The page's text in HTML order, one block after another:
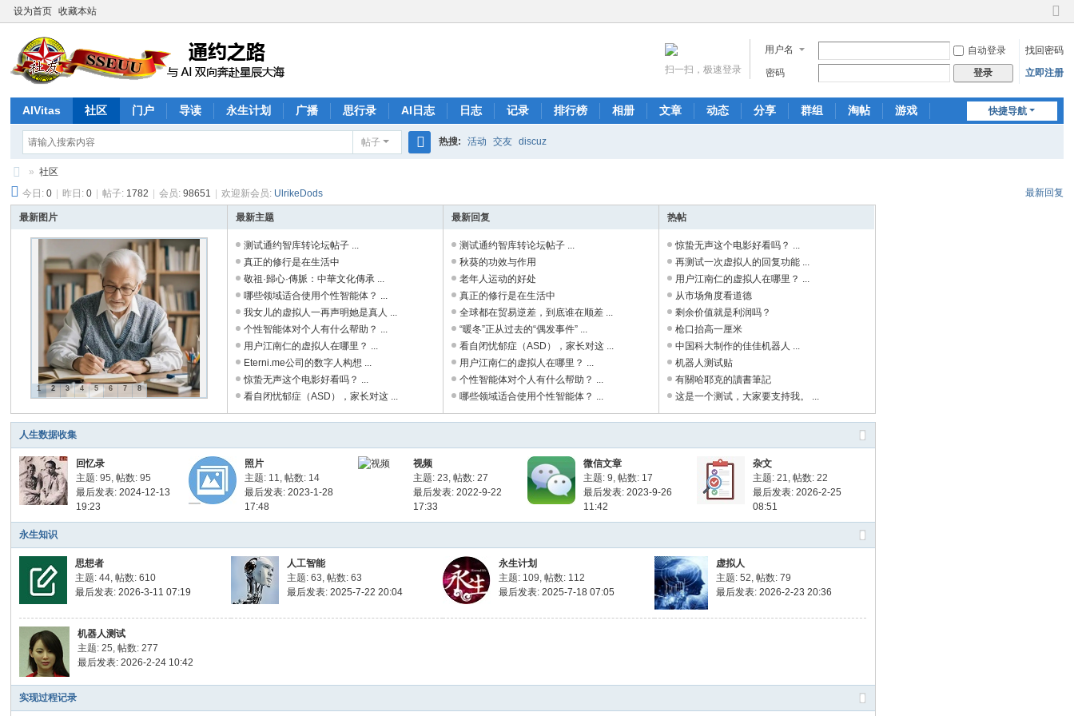
设为首页 收藏本站
切
到
窄
用户名 自动登录
找回密码
密码
登录 立即注册
扫一扫，极速登录
快捷导航
AIVitas 社区 门户 导读 永生计划 广播 思行录 AI日志 日志 记录 排行榜 相册 文章 动态 分享 群组 淘帖
游戏
帖子 热搜: 活动 交友 discuz
通
约
» 社区
今日:0 昨日:0 帖子: 1782 会员:98651 欢迎新会员: UlrikeDods 最新回复
最新图片
1 2 3 4 5 6 7 8
最新主题
测试通约智库转论坛帖子 ...
真正的修行是在生活中
敬祖·歸心·傳脈：中華文化傳承 ...
哪些领域适合使用个性智能体？ ...
我女儿的虚拟人一再声明她是真人 ...
个性智能体对个人有什么帮助？ ...
用户江南仁的虚拟人在哪里？ ...
Eterni.me公司的数字人构想 ...
惊蛰无声这个电影好看吗？ ...
看自闭忧郁症（ASD），家长对这 ...
最新回复
测试通约智库转论坛帖子 ...
秋葵的功效与作用
老年人运动的好处
真正的修行是在生活中
全球都在贸易逆差，到底谁在顺差 ...
“暖冬”正从过去的“偶发事件” ...
看自闭忧郁症（ASD），家长对这 ...
用户江南仁的虚拟人在哪里？ ...
个性智能体对个人有什么帮助？ ...
哪些领域适合使用个性智能体？ ...
热帖
惊蛰无声这个电影好看吗？ ...
再测试一次虚拟人的回复功能 ...
用户江南仁的虚拟人在哪里？ ...
从市场角度看道德
剩余价值就是利润吗？
枪口抬高一厘米
中国科大制作的佳佳机器人 ...
机器人测试贴
有關哈耶克的讀書筆記
这是一个测试，大家要支持我。 ...
人生数据收集
回忆录
主题: 95,帖数: 95
最后发表: 2024-12-13
19:23
照片
主题: 11,帖数: 14
最后发表: 2023-1-28
17:48
视频
主题: 23,帖数: 27
最后发表: 2022-9-22
17:33
微信文章
主题: 9,帖数: 17
最后发表: 2023-9-26
11:42
杂文
主题: 21,帖数: 22
最后发表: 2026-2-25
08:51
永生知识
思想者
主题: 44,帖数: 610
最后发表: 2026-3-11 07:19
人工智能
主题: 63,帖数: 63
最后发表: 2025-7-22 20:04
永生计划
主题: 109,帖数: 112
最后发表: 2025-7-18 07:05
虚拟人
主题: 52,帖数: 79
最后发表: 2026-2-23 20:36
机器人测试
主题: 25,帖数: 277
最后发表: 2026-2-24 10:42
实现过程记录